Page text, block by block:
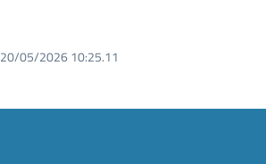
20/05/2026 10:25.11